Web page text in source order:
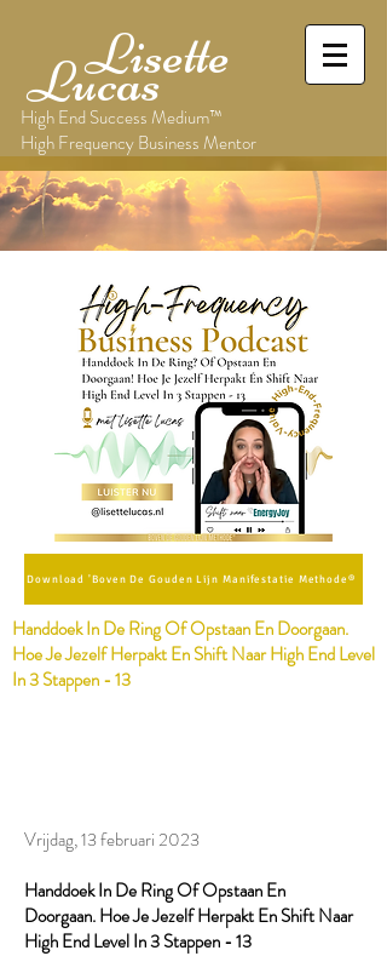
Lisette
Lucas
High End Success Medium™
High Frequency Business Mentor
Download 'Boven De Gouden Lijn Manifestatie Methode®
Handdoek In De Ring Of Opstaan En Doorgaan.
Hoe Je Jezelf Herpakt En Shift Naar High End Level
In 3 Stappen - 13
Vrijdag, 13 februari 2023
Handdoek In De Ring Of Opstaan En
Doorgaan. Hoe Je Jezelf Herpakt En Shift Naar
High End Level In 3 Stappen - 13